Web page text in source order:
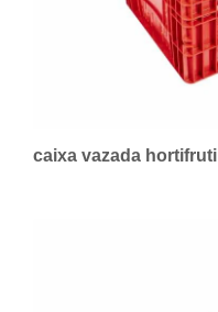
caixa vazada hortifruti